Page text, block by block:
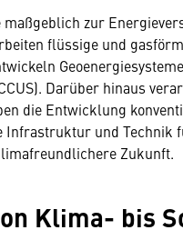
zur
flüssige und
Darüber hinaus
die Entwicklung
Infrastruktur und
Zukunft.
Klima- bis